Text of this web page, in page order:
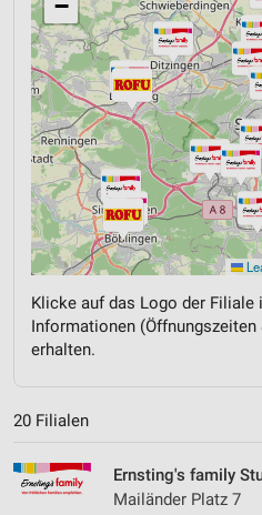
−
Klicke auf das Logo der Filiale
Informationen (Öffnungszeiten
erhalten.
20 Filialen
Ernsting's family
Mailänder Platz 7